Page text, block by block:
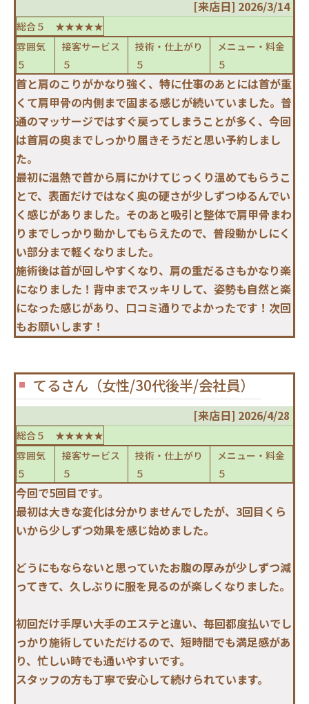
[来店日] 2026/3/14
総合５ ★★★★★
雰囲気
５
接客サービス
５
技術・仕上がり
５
メニュー・料金
５
首と肩のこりがかなり強く、特に仕事のあとには首が重
くて肩甲骨の内側まで固まる感じが続いていました。普
通のマッサージではすぐ戻ってしまうことが多く、今回
は首肩の奥までしっかり届きそうだと思い予約しまし
た。
最初に温熱で首から肩にかけてじっくり温めてもらうこ
とで、表面だけではなく奥の硬さが少しずつゆるんでい
く感じがありました。そのあと吸引と整体で肩甲骨まわ
りまでしっかり動かしてもらえたので、普段動かしにく
い部分まで軽くなりました。
施術後は首が回しやすくなり、肩の重だるさもかなり楽
になりました！背中までスッキリして、姿勢も自然と楽
になった感じがあり、口コミ通りでよかったです！次回
もお願いします！
てるさん（女性/30代後半/会社員）
[来店日] 2026/4/28
総合５ ★★★★★
雰囲気
５
接客サービス
５
技術・仕上がり
５
メニュー・料金
５
今回で5回目です。
最初は大きな変化は分かりませんでしたが、3回目くら
いから少しずつ効果を感じ始めました。
どうにもならないと思っていたお腹の厚みが少しずつ減
ってきて、久しぶりに服を見るのが楽しくなりました。
初回だけ手厚い大手のエステと違い、毎回都度払いでし
っかり施術していただけるので、短時間でも満足感があ
り、忙しい時でも通いやすいです。
スタッフの方も丁寧で安心して続けられています。